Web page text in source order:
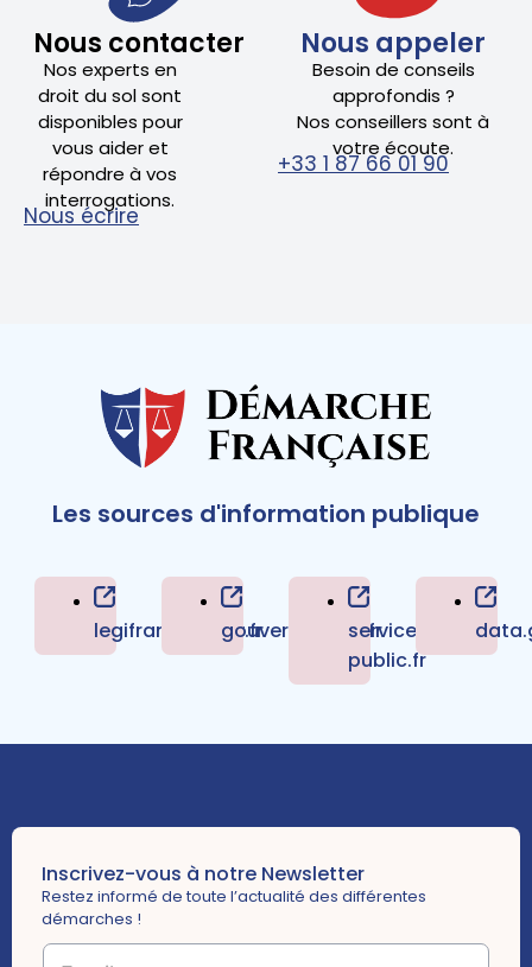
Nous contacter
Nos experts en
droit du sol sont
disponibles pour
vous aider et
répondre à vos
interrogations.
Nous écrire
Nous appeler
Besoin de conseils
approfondis ?
Nos conseillers sont à
votre écoute.
+33 1 87 66 01 90
Les sources d'information publique
legifrance.gouv.frgouvernement.frservice-
public.fr
Inscrivez-vous à notre Newsletter
Restez informé de toute l’actualité des différentes
démarches !
E